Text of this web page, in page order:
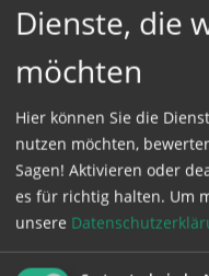
Diese Meldung ist
loggen Sie sich ein,
Produkt
GESCHÜTZTER
Bitte melden Sie
und Passwort an.
Dienste, die
möchten
Hier können Sie die
nutzen möchten,
Sagen! Aktivieren oder
es für richtig halten. Um
unsere